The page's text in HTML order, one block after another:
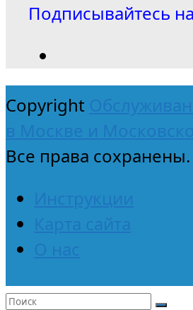
Подписывайтесь
Copyright
в Москве и
Все права сохранены.
Инструкции
Карта сайта
О нас